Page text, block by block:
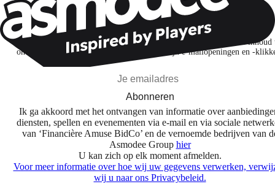
Wil je nog meer spelnieuws ontvangen?
Ik abonneer me om spellen, nieuwe releases en gepersonaliseerde inhoud
ontdekken op basis van mijn interesses en mijn e-mailopeningen en -
Abonneren
Ik ga akkoord met het ontvangen van informatie over
diensten, spellen en evenementen via e-mail en via sociale
van ‘Financière Amuse BidCo’ en de vernoemde bedrijven van
Asmodee Group hier
U kan zich op elk moment afmelden.
Voor meer informatie over hoe wij uw gegevens verwerken,
wij u naar ons Privacybeleid.